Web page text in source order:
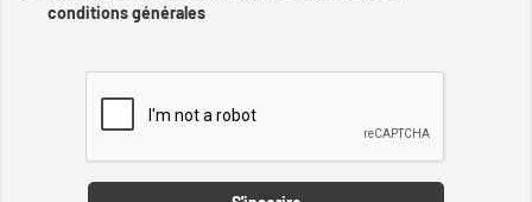
conditions générales